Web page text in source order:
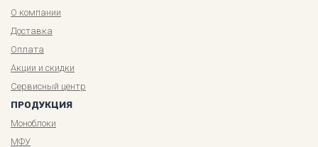
О компании
Доставка
Оплата
Акции и скидки
Сервисный центр
ПРОДУКЦИЯ
Моноблоки
МФУ